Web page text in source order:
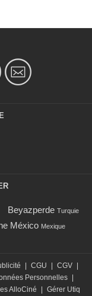
Beyazperde Turquie
México Mexique
| CGU | CGV |
Personnelles |
AlloCiné | Gérer Utiq